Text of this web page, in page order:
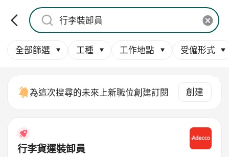
全部篩選 工種 工作地點 受僱形式
為這次搜尋的未來上新職位創建訂閱 創建
行李貨運裝卸員